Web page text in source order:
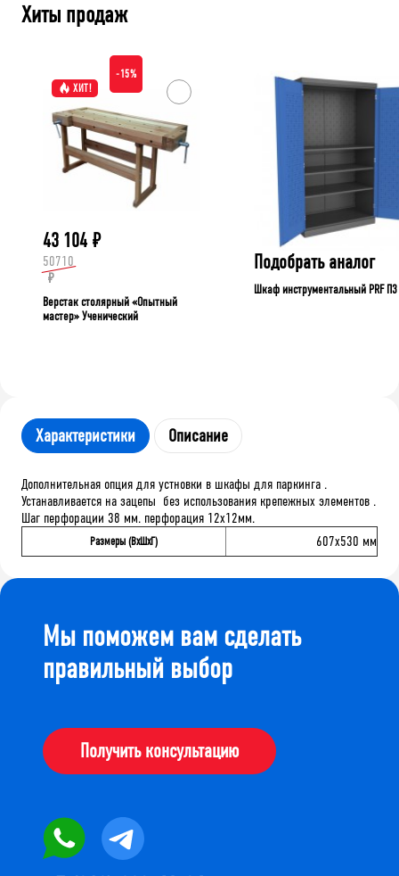
Хиты продаж
ХИТ!
-15%
43 104 ₽
50710
₽
Верстак столярный «Опытный
мастер» Ученический
Подобрать аналог
Шкаф инструментальный PRF П3
Характеристики Описание
Дополнительная опция для устновки в шкафы для паркинга .
Устанавливается на зацепы без использования крепежных элементов .
Шаг перфорации 38 мм. перфорация 12х12мм.
Размеры (ВхШхГ) 607x530 мм
Мы поможем вам сделать
правильный выбор
Получить консультацию